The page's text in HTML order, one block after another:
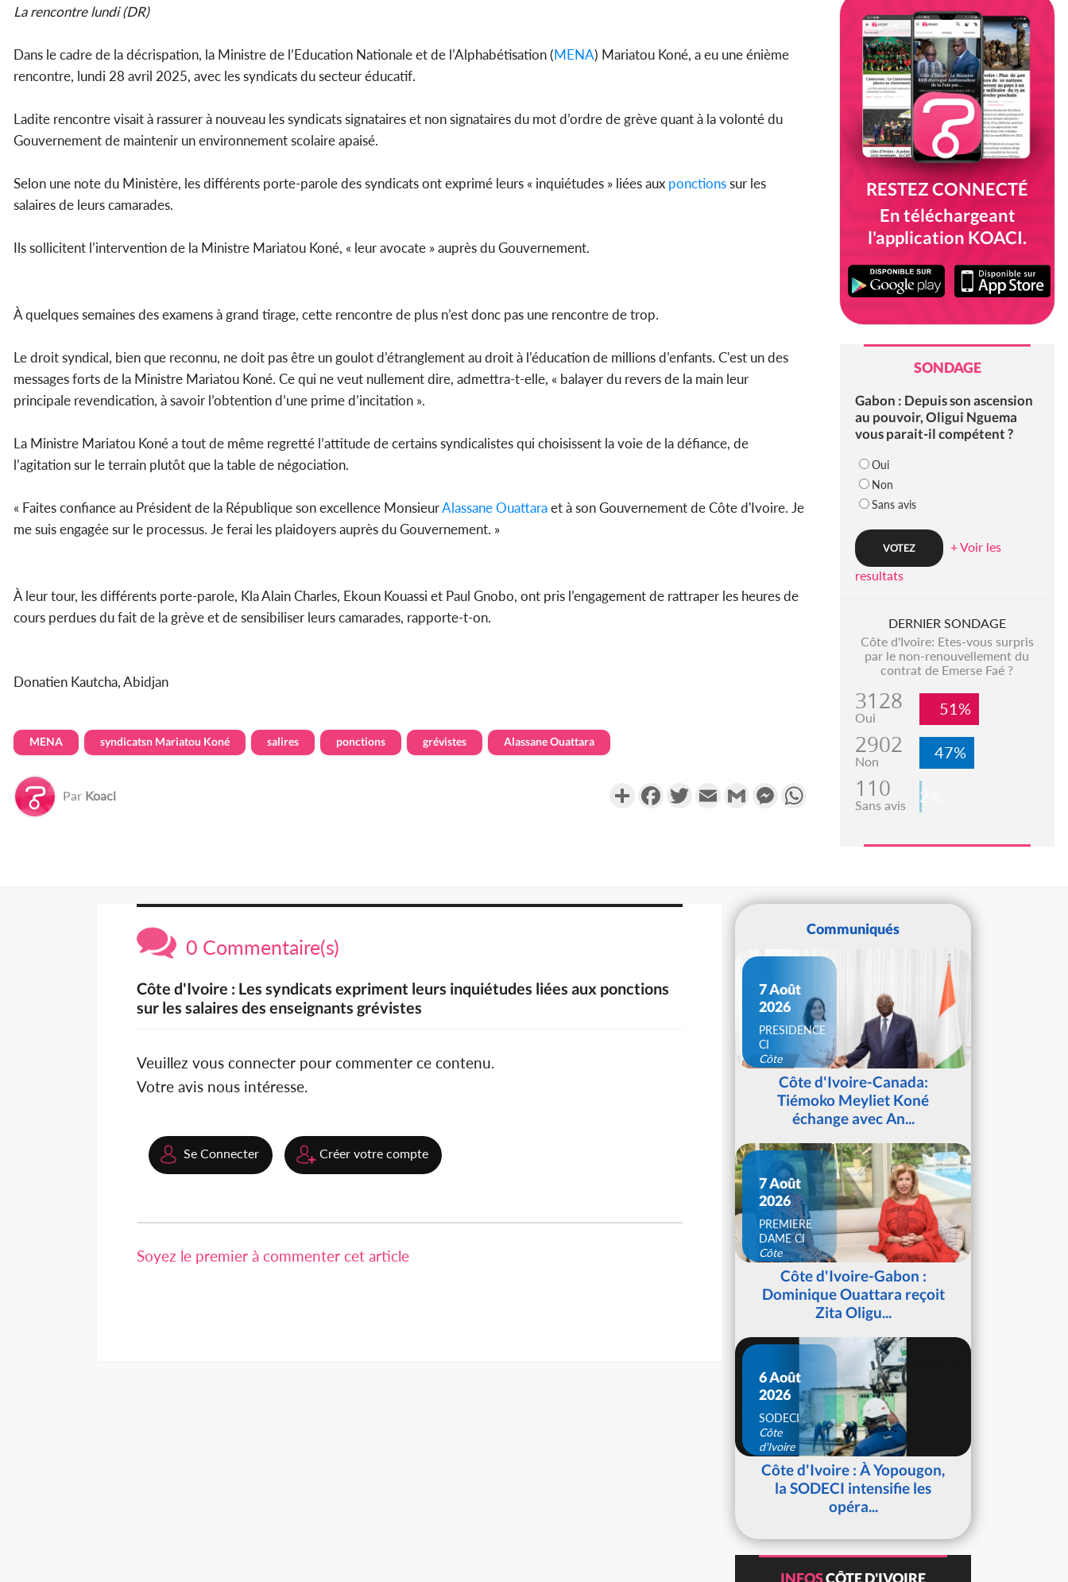
La rencontre lundi (DR)
Dans le cadre de la décrispation, la Ministre de l’Education Nationale et de l’Alphabétisation (MENA) Mariatou Koné, a eu une énième
rencontre, lundi 28 avril 2025, avec les syndicats du secteur éducatif.
Ladite rencontre visait à rassurer à nouveau les syndicats signataires et non signataires du mot d’ordre de grève quant à la volonté du
Gouvernement de maintenir un environnement scolaire apaisé.
Selon une note du Ministère, les différents porte-parole des syndicats ont exprimé leurs « inquiétudes » liées aux ponctionssur les
salaires de leurs camarades.
Ils sollicitent l’intervention de la Ministre Mariatou Koné, « leur avocate » auprès du Gouvernement.
À quelques semaines des examens à grand tirage, cette rencontre de plus n’est donc pas une rencontre de trop.
Le droit syndical, bien que reconnu, ne doit pas être un goulot d’étranglement au droit à l’éducation de millions d’enfants. C'est un des
messages forts de la Ministre Mariatou Koné. Ce qui ne veut nullement dire, admettra-t-elle, « balayer du revers de la main leur
principale revendication, à savoir l’obtention d’une prime d’incitation ».
La Ministre Mariatou Koné a tout de même regretté l’attitude de certains syndicalistes qui choisissent la voie de la défiance, de
l’agitation sur le terrain plutôt que la table de négociation.
« Faites confiance au Président de la République son excellence MonsieurAlassane Ouattaraet à son Gouvernement de Côte d'Ivoire. Je
me suis engagée sur le processus. Je ferai les plaidoyers auprès du Gouvernement. »
À leur tour, les différents porte-parole, Kla Alain Charles, Ekoun Kouassi et Paul Gnobo, ont pris l’engagement de rattraper les heures de
cours perdues du fait de la grève et de sensibiliser leurs camarades, rapporte-t-on.
Donatien Kautcha, Abidjan
MENA syndicatsn Mariatou Koné salires ponctions grévistes Alassane Ouattara
Par Koaci PartagerFacebookTwitterEmail Gmail MessengerWhatsApp
RESTEZ CONNECTÉ
En téléchargeant
l'application KOACI.
SONDAGE
Gabon : Depuis son ascension
au pouvoir, Oligui Nguema
vous parait-il compétent ?
Oui
Non
Sans avis
+ Voir les
resultats
DERNIER SONDAGE
Côte d'Ivoire: Etes-vous surpris
par le non-renouvellement du
contrat de Emerse Faé ?
3128
Oui 51%
2902
Non 47%
110
Sans avis 2%
0 Commentaire(s)
Côte d'Ivoire : Les syndicats expriment leurs inquiétudes liées aux ponctions
sur les salaires des enseignants grévistes
Veuillez vous connecter pour commenter ce contenu.
Votre avis nous intéresse.
Se Connecter Créer votre compte
Soyez le premier à commenter cet article
Communiqués
7 Août
2026
PRESIDENCE
CI
Côte
d'IvoireCôte d'Ivoire-Canada:
Tiémoko Meyliet Koné
échange avec An...
7 Août
2026
PREMIERE
DAME CI
Côte
d'IvoireCôte d'Ivoire-Gabon :
Dominique Ouattara reçoit
Zita Oligu...
6 Août
2026
SODECI
Côte
d'Ivoire
Côte d'Ivoire : À Yopougon,
la SODECI intensifie les
opéra...
INFOSCÔTE D'IVOIRE